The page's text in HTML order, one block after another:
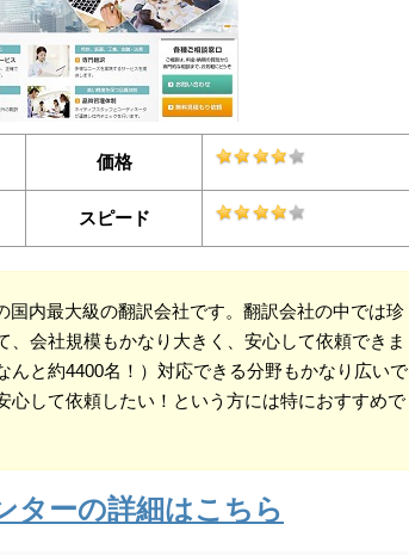
価格
スピード
国内最大級の翻訳会社です。翻訳会社の中では珍
、会社規模もかなり大きく、安心して依頼できま
んと約4400名！）対応できる分野もかなり広いで
心して依頼したい！という方には特におすすめで
ターの詳細はこちら